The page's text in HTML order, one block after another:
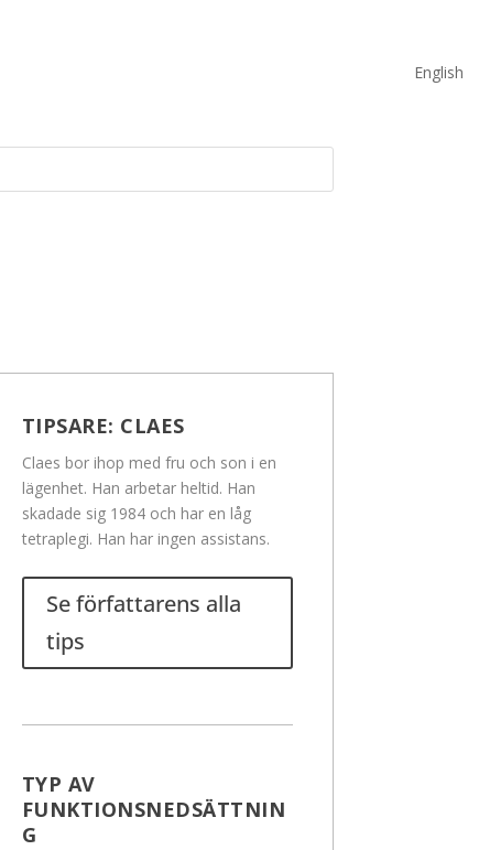
English
TIPSARE: CLAES
Claes bor ihop med fru och son i en
lägenhet. Han arbetar heltid. Han
skadade sig 1984 och har en låg
tetraplegi. Han har ingen assistans.
Se författarens alla
tips
TYP AV
FUNKTIONSNEDSÄTTNIN
G